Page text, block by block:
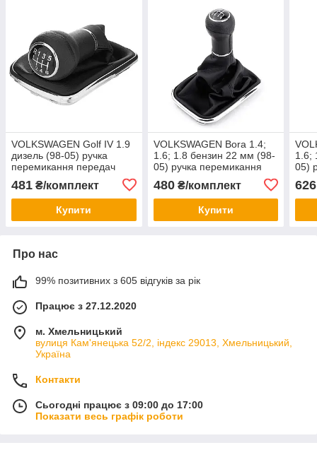
VOLKSWAGEN Golf IV 1.9
дизель (98-05) ручка
перемикання передач
12мм + чохол+ рамка
ХРОМ, Фольксваген
481 ₴/комплект
Купити
VOLKSWAGEN Bora 1.4;
1.6; 1.8 бензин 22 мм (98-
05) ручка перемикання
передач КПП 5 ступка +
чохол + рамка хром,
Фольксваген Бора
480₴/комплект
Купити
1.6;
05)
626
Про нас
99% позитивних з 605 відгуків за рік
Працює з 27.12.2020
м. Хмельницький
вулиця Кам'янецька 52/2, індекс 29013, Хмельницький,
Україна
Контакти
Сьогодні працює з 09:00 до 17:00
Показати весь графік роботи